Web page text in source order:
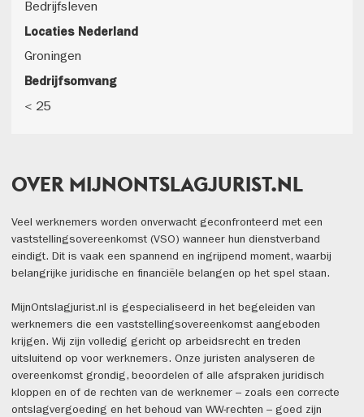
Bedrijfsleven
Locaties Nederland
Groningen
Bedrijfsomvang
< 25
OVER MIJNONTSLAGJURIST.NL
Veel werknemers worden onverwacht geconfronteerd met een
vaststellingsovereenkomst (VSO) wanneer hun dienstverband
eindigt. Dit is vaak een spannend en ingrijpend moment, waarbij
belangrijke juridische en financiële belangen op het spel staan.
MijnOntslagjurist.nl is gespecialiseerd in het begeleiden van
werknemers die een vaststellingsovereenkomst aangeboden
krijgen. Wij zijn volledig gericht op arbeidsrecht en treden
uitsluitend op voor werknemers. Onze juristen analyseren de
overeenkomst grondig, beoordelen of alle afspraken juridisch
kloppen en of de rechten van de werknemer – zoals een correcte
ontslagvergoeding en het behoud van WW-rechten – goed zijn